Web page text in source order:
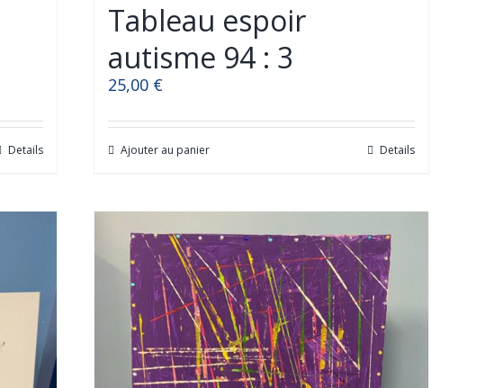
Details
Tableau espoir
autisme 94 : 3
25,00 €
Ajouter au panier Details